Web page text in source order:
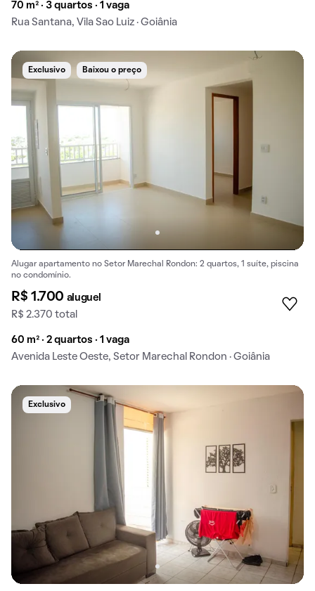
70 m² · 3 quartos · 1 vaga
Rua Santana, Vila Sao Luiz · Goiânia
Exclusivo Baixou o preço
Alugar apartamento no Setor Marechal Rondon: 2 quartos, 1 suíte, piscina
no condomínio.
R$ 1.700 aluguel
R$ 2.370 total
60 m² · 2 quartos · 1 vaga
Avenida Leste Oeste, Setor Marechal Rondon · Goiânia
Exclusivo